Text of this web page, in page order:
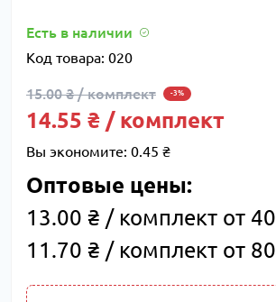
Есть в наличии
Код товара: 020
15.00 ₴ / комплект -3%
14.55 ₴ / комплект
Вы экономите: 0.45 ₴
Оптовые цены:
13.00 ₴ / комплект от 40
11.70 ₴ / комплект от 80